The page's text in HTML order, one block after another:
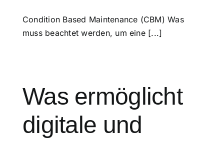
Condition Based Maintenance (CBM) Was
muss beachtet werden, um eine [...]
Was ermöglicht
digitale und